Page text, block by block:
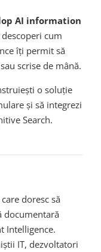
AI information
descoperi cum
îți permit să
scrise de mână.
o soluție
și să integrezi
Search.
doresc să
documentară
Intelligence.
IT, dezvoltatori